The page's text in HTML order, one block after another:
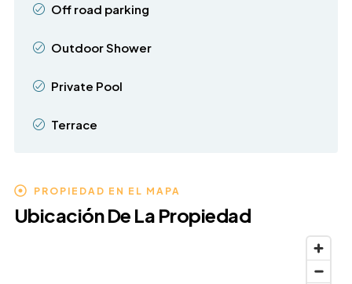
Off road parking
Outdoor Shower
Private Pool
Terrace
PROPIEDAD EN EL MAPA
Ubicación De La Propiedad